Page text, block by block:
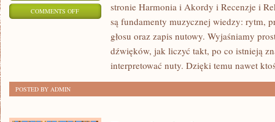
COMMENTS OFFON
stronie Harmonia i Akordy i Recenzje i
są fundamenty muzycznej wiedzy: rytm,
głosu oraz zapis nutowy. Wyjaśniamy
dźwięków, jak liczyć takt, po co istnieją
interpretować nuty. Dzięki temu nawet
POSTED BY ADMIN